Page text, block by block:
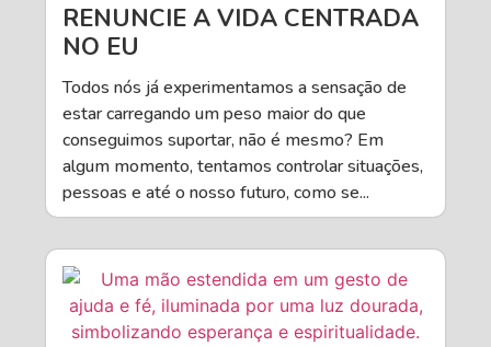
RENUNCIE A VIDA CENTRADA
NO EU
Todos nós já experimentamos a sensação de
estar carregando um peso maior do que
conseguimos suportar, não é mesmo? Em
algum momento, tentamos controlar situações,
pessoas e até o nosso futuro, como se...